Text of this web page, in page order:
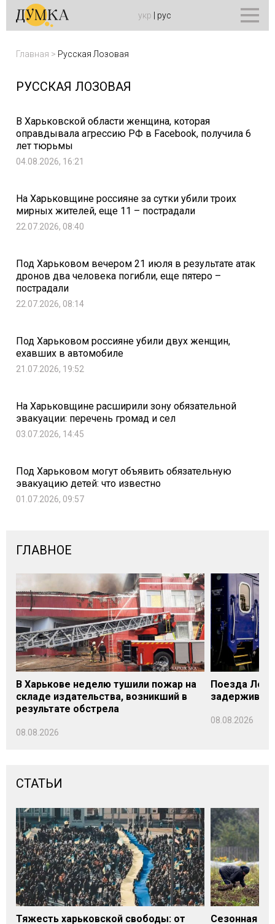
укр рус
Главная > Русская Лозовая
РУССКАЯ ЛОЗОВАЯ
В Харьковской области женщина, которая
оправдывала агрессию РФ в Facebook, получила 6
лет тюрьмы
04.08.2026, 16:21
На Харьковщине россияне за сутки убили троих
мирных жителей, еще 11 – пострадали
22.07.2026, 08:40
Под Харьковом вечером 21 июля в результате атак
дронов два человека погибли, еще пятеро –
пострадали
22.07.2026, 08:14
Под Харьковом россияне убили двух женщин,
ехавших в автомобиле
21.07.2026, 19:52
На Харьковщине расширили зону обязательной
эвакуации: перечень громад и сел
03.07.2026, 14:45
Под Харьковом могут объявить обязательную
эвакуацию детей: что известно
01.07.2026, 09:57
ГЛАВНОЕ
В Харькове неделю тушили пожар на
складе издательства, возникший в
результате обстрела
08.08.2026
Поезда
08.08.2026
СТАТЬИ
Тяжесть харьковской свободы: от
Сезонная